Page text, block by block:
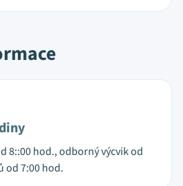
8::00 hod., odborný výcvik od
od 7:00 hod.